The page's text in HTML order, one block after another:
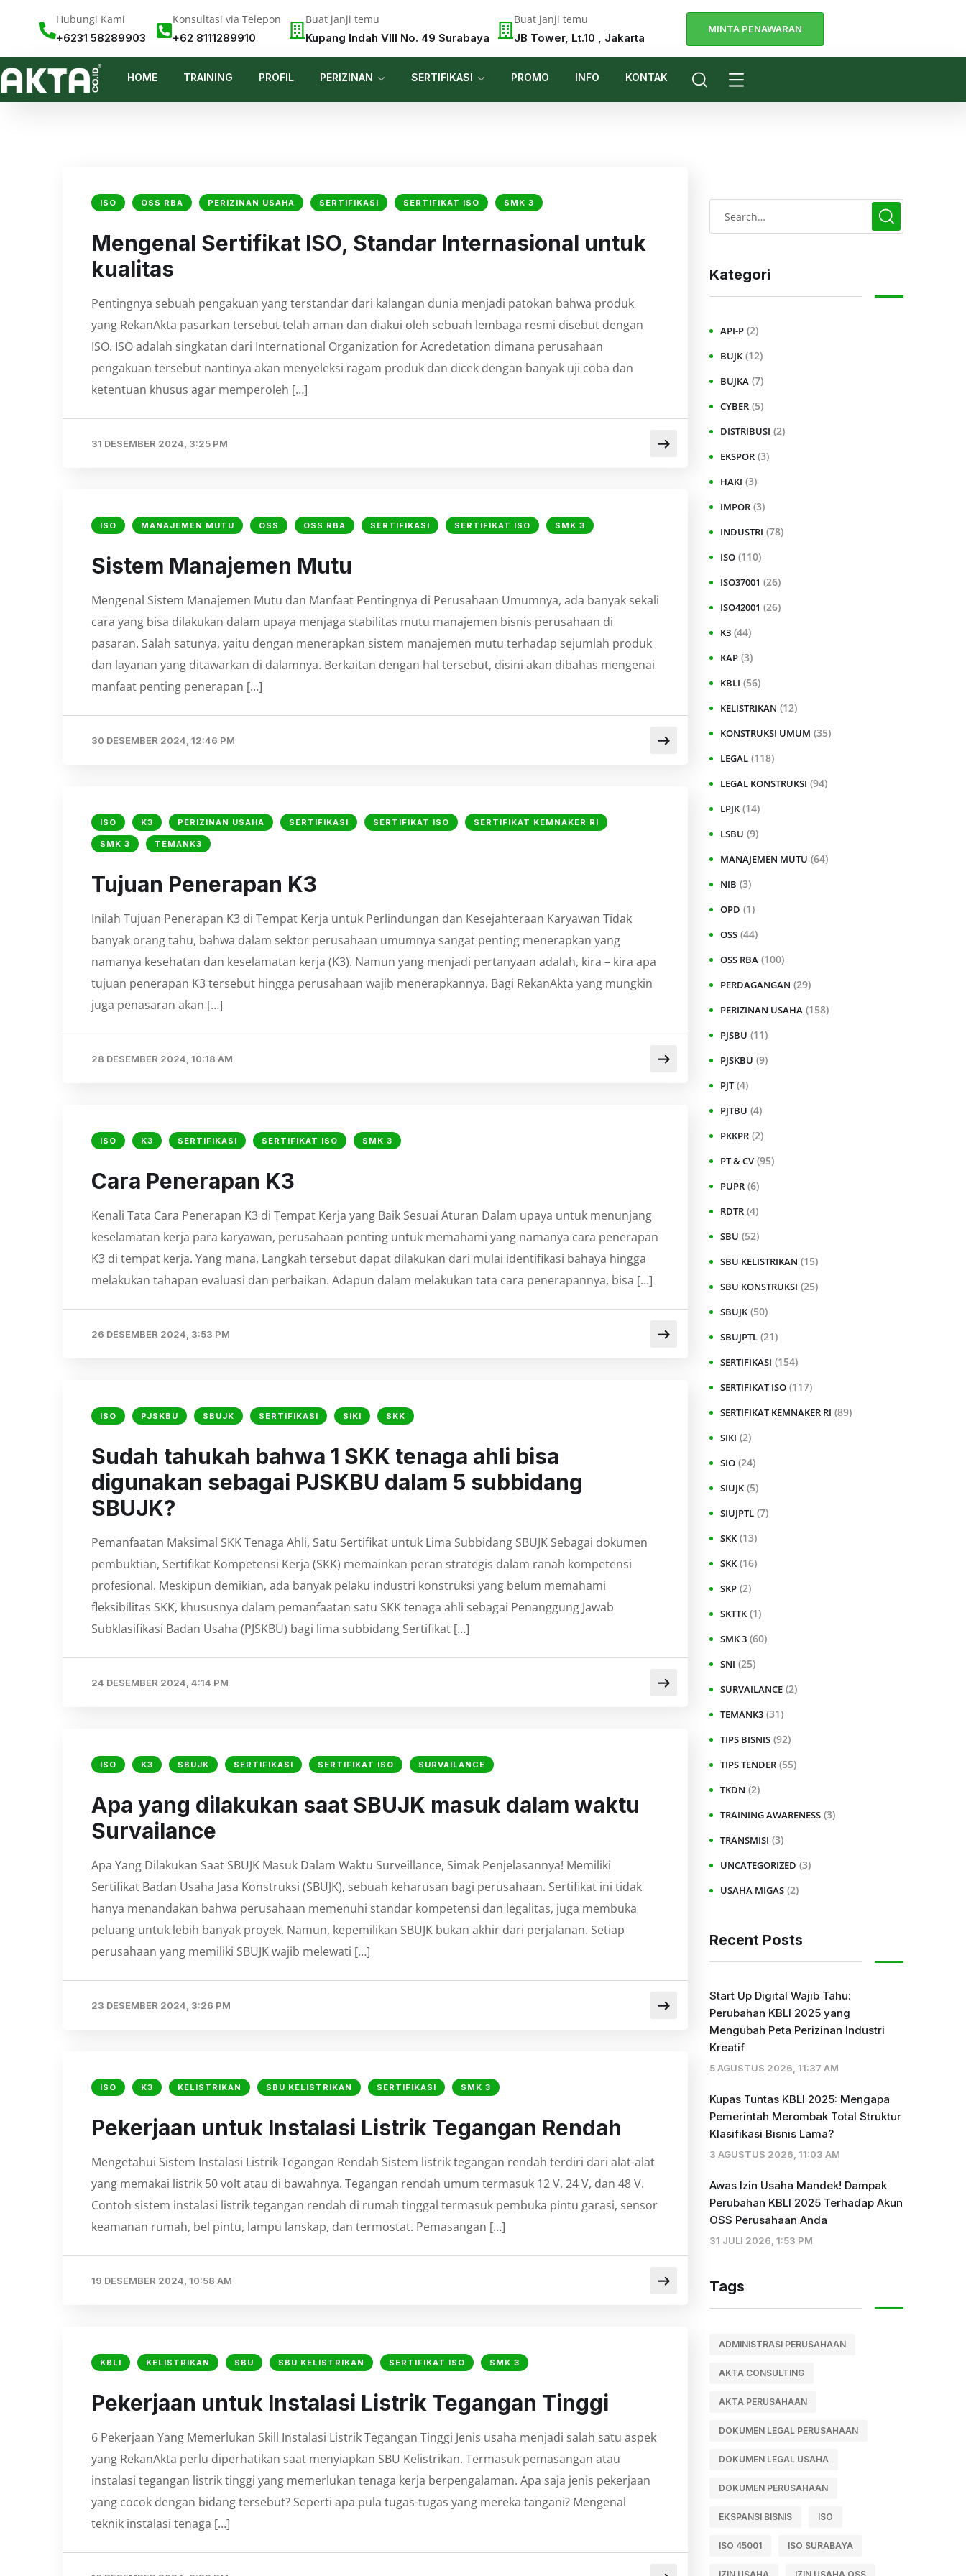
Hubungi Kami
+6231 58289903
Konsultasi via Telepon
+62 8111289910
Buat janji temu
Kupang Indah VIII No. 49 Surabaya
Buat janji temu
JB Tower, Lt.10 , Jakarta
MINTA PENAWARAN
HOME TRAINING PROFIL PERIZINAN SERTIFIKASI PROMO INFO KONTAK
ISO OSS RBA PERIZINAN USAHA SERTIFIKASI SERTIFIKAT ISO SMK 3
⁠Mengenal Sertifikat ISO, Standar Internasional untuk
kualitas
Pentingnya sebuah pengakuan yang terstandar dari kalangan dunia menjadi patokan bahwa produk
yang RekanAkta pasarkan tersebut telah aman dan diakui oleh sebuah lembaga resmi disebut dengan
ISO. ISO adalah singkatan dari International Organization for Acredetation dimana perusahaan
pengakuan tersebut nantinya akan menyeleksi ragam produk dan dicek dengan banyak uji coba dan
ketentuan khusus agar memperoleh […]
31 DESEMBER 2024, 3:25 PM
ISO MANAJEMEN MUTU OSS OSS RBA SERTIFIKASI SERTIFIKAT ISO SMK 3
Sistem Manajemen Mutu
Mengenal Sistem Manajemen Mutu dan Manfaat Pentingnya di Perusahaan Umumnya, ada banyak sekali
cara yang bisa dilakukan dalam upaya menjaga stabilitas mutu manajemen bisnis perusahaan di
pasaran. Salah satunya, yaitu dengan menerapkan sistem manajemen mutu terhadap sejumlah produk
dan layanan yang ditawarkan di dalamnya. Berkaitan dengan hal tersebut, disini akan dibahas mengenai
manfaat penting penerapan […]
30 DESEMBER 2024, 12:46 PM
ISO K3 PERIZINAN USAHA SERTIFIKASI SERTIFIKAT ISO SERTIFIKAT KEMNAKER RI
SMK 3 TEMANK3
Tujuan Penerapan K3
Inilah Tujuan Penerapan K3 di Tempat Kerja untuk Perlindungan dan Kesejahteraan Karyawan Tidak
banyak orang tahu, bahwa dalam sektor perusahaan umumnya sangat penting menerapkan yang
namanya kesehatan dan keselamatan kerja (K3). Namun yang menjadi pertanyaan adalah, kira – kira apa
tujuan penerapan K3 tersebut hingga perusahaan wajib menerapkannya. Bagi RekanAkta yang mungkin
juga penasaran akan […]
28 DESEMBER 2024, 10:18 AM
ISO K3 SERTIFIKASI SERTIFIKAT ISO SMK 3
⁠Cara Penerapan K3
Kenali Tata Cara Penerapan K3 di Tempat Kerja yang Baik Sesuai Aturan Dalam upaya untuk menunjang
keselamatan kerja para karyawan, perusahaan penting untuk memahami yang namanya cara penerapan
K3 di tempat kerja. Yang mana, Langkah tersebut dapat dilakukan dari mulai identifikasi bahaya hingga
melakukan tahapan evaluasi dan perbaikan. Adapun dalam melakukan tata cara penerapannya, bisa […]
26 DESEMBER 2024, 3:53 PM
ISO PJSKBU SBUJK SERTIFIKASI SIKI SKK
Sudah tahukah bahwa 1 SKK tenaga ahli bisa
digunakan sebagai PJSKBU dalam 5 subbidang
SBUJK?
Pemanfaatan Maksimal SKK Tenaga Ahli, Satu Sertifikat untuk Lima Subbidang SBUJK Sebagai dokumen
pembuktian, Sertifikat Kompetensi Kerja (SKK) memainkan peran strategis dalam ranah kompetensi
profesional. Meskipun demikian, ada banyak pelaku industri konstruksi yang belum memahami
fleksibilitas SKK, khususnya dalam pemanfaatan satu SKK tenaga ahli sebagai Penanggung Jawab
Subklasifikasi Badan Usaha (PJSKBU) bagi lima subbidang Sertifikat […]
24 DESEMBER 2024, 4:14 PM
ISO K3 SBUJK SERTIFIKASI SERTIFIKAT ISO SURVAILANCE
Apa yang dilakukan saat SBUJK masuk dalam waktu
Survailance
Apa Yang Dilakukan Saat SBUJK Masuk Dalam Waktu Surveillance, Simak Penjelasannya! Memiliki
Sertifikat Badan Usaha Jasa Konstruksi (SBUJK), sebuah keharusan bagi perusahaan. Sertifikat ini tidak
hanya menandakan bahwa perusahaan memenuhi standar kompetensi dan legalitas, juga membuka
peluang untuk lebih banyak proyek. Namun, kepemilikan SBUJK bukan akhir dari perjalanan. Setiap
perusahaan yang memiliki SBUJK wajib melewati […]
23 DESEMBER 2024, 3:26 PM
ISO K3 KELISTRIKAN SBU KELISTRIKAN SERTIFIKASI SMK 3
⁠Pekerjaan untuk Instalasi Listrik Tegangan Rendah
Mengetahui Sistem Instalasi Listrik Tegangan Rendah Sistem listrik tegangan rendah terdiri dari alat-alat
yang memakai listrik 50 volt atau di bawahnya. Tegangan rendah umum termasuk 12 V, 24 V, dan 48 V.
Contoh sistem instalasi listrik tegangan rendah di rumah tinggal termasuk pembuka pintu garasi, sensor
keamanan rumah, bel pintu, lampu lanskap, dan termostat. Pemasangan […]
19 DESEMBER 2024, 10:58 AM
KBLI KELISTRIKAN SBU SBU KELISTRIKAN SERTIFIKAT ISO SMK 3
Pekerjaan untuk Instalasi Listrik Tegangan Tinggi
6 Pekerjaan Yang Memerlukan Skill Instalasi Listrik Tegangan Tinggi Jenis usaha menjadi salah satu aspek
yang RekanAkta perlu diperhatikan saat menyiapkan SBU Kelistrikan. Termasuk pemasangan atau
instalasi tegangan listrik tinggi yang memerlukan tenaga kerja berpengalaman. Apa saja jenis pekerjaan
yang cocok dengan bidang tersebut? Seperti apa pula tugas-tugas yang mereka tangani? Mengenal
teknik instalasi tenaga […]
Kategori
API-P (2)
BUJK (12)
BUJKA (7)
CYBER (5)
DISTRIBUSI (2)
EKSPOR (3)
HAKI (3)
IMPOR (3)
INDUSTRI (78)
ISO (110)
ISO37001 (26)
ISO42001 (26)
K3 (44)
KAP (3)
KBLI (56)
KELISTRIKAN (12)
KONSTRUKSI UMUM (35)
LEGAL (118)
LEGAL KONSTRUKSI (94)
LPJK (14)
LSBU (9)
MANAJEMEN MUTU (64)
NIB (3)
OPD (1)
OSS (44)
OSS RBA (100)
PERDAGANGAN (29)
PERIZINAN USAHA (158)
PJSBU (11)
PJSKBU (9)
PJT (4)
PJTBU (4)
PKKPR (2)
PT & CV (95)
PUPR (6)
RDTR (4)
SBU (52)
SBU KELISTRIKAN (15)
SBU KONSTRUKSI (25)
SBUJK (50)
SBUJPTL (21)
SERTIFIKASI (154)
SERTIFIKAT ISO (117)
SERTIFIKAT KEMNAKER RI (89)
SIKI (2)
SIO (24)
SIUJK (5)
SIUJPTL (7)
SKK (13)
SKK (16)
SKP (2)
SKTTK (1)
SMK 3 (60)
SNI (25)
SURVAILANCE (2)
TEMANK3 (31)
TIPS BISNIS (92)
TIPS TENDER (55)
TKDN (2)
TRAINING AWARENESS (3)
TRANSMISI (3)
UNCATEGORIZED (3)
USAHA MIGAS (2)
Recent Posts
Start Up Digital Wajib Tahu:
Perubahan KBLI 2025 yang
Mengubah Peta Perizinan Industri
Kreatif
5 AGUSTUS 2026, 11:37 AM
Kupas Tuntas KBLI 2025: Mengapa
Pemerintah Merombak Total Struktur
Klasifikasi Bisnis Lama?
3 AGUSTUS 2026, 11:03 AM
Awas Izin Usaha Mandek! Dampak
Perubahan KBLI 2025 Terhadap Akun
OSS Perusahaan Anda
31 JULI 2026, 1:53 PM
Tags
ADMINISTRASI PERUSAHAAN
AKTA CONSULTING
AKTA PERUSAHAAN
DOKUMEN LEGAL PERUSAHAAN
DOKUMEN LEGAL USAHA
DOKUMEN PERUSAHAAN
EKSPANSI BISNIS ISO
ISO 45001 ISO SURABAYA